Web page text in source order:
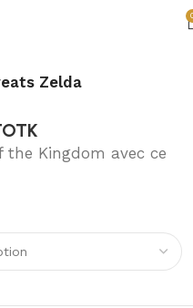
Zelda
the Kingdom avec ce